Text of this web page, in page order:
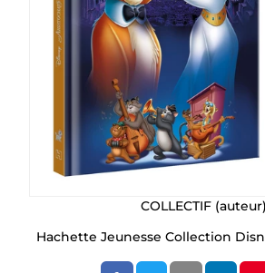
COLLECTIF(auteur)
Hachette Jeunesse Collection